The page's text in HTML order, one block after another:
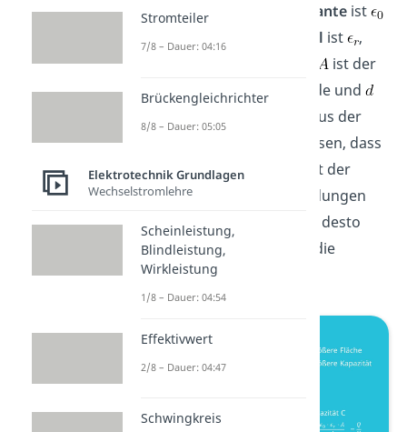
Dieelektrische Feldkonstanteist
und die
Dielektrizitätszahl ist
,
ist der
Flächeninhalt der Elektrode und
der beiden. Aus der
letzten Formel lässt sich lesen, dass
je größer der Flächeninhalt der
Platten ist, desto mehr Ladungen
haben auf ihnen Platz und desto
größer ist demnach auch die
Kondensatorkapazität.
Stromteiler
7/8 – Dauer: 04:16
Brückengleichrichter
8/8 – Dauer: 05:05
Elektrotechnik Grundlagen
Wechselstromlehre
Scheinleistung,
Blindleistung,
Wirkleistung
1/8 – Dauer: 04:54
Effektivwert
2/8 – Dauer: 04:47
Schwingkreis